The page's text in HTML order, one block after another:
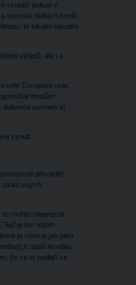
vkladů: pokud v
spousta dalších fondů
té lokální národní
vkladů, ale i z
celé Evropské unie,
fondům
dokonce povinen si
vynutí.
převádět
zisků svých
to mohlo znamenat
Teď je ten návrh
je vnímat jen jako
států likviditu,
že se to podaří ve